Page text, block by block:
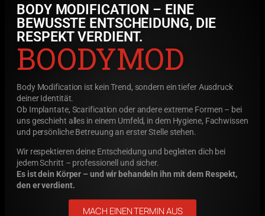
BODY MODIFICATION – EINE
BEWUSSTE ENTSCHEIDUNG, DIE
RESPEKT VERDIENT.
BOODYMOD
Body Modification ist kein Trend, sondern ein tiefer Ausdruck
deiner Identität.
Ob Implantate, Scarification oder andere extreme Formen – bei
uns geschieht alles in einem Umfeld, in dem Hygiene, Fachwissen
und persönliche Betreuung an erster Stelle stehen.
Wir respektieren deine Entscheidung und begleiten dich bei
jedem Schritt – professionell und sicher.
Es ist dein Körper – und wir behandeln ihn mit dem Respekt,
den er verdient.
MACH EINEN TERMIN AUS